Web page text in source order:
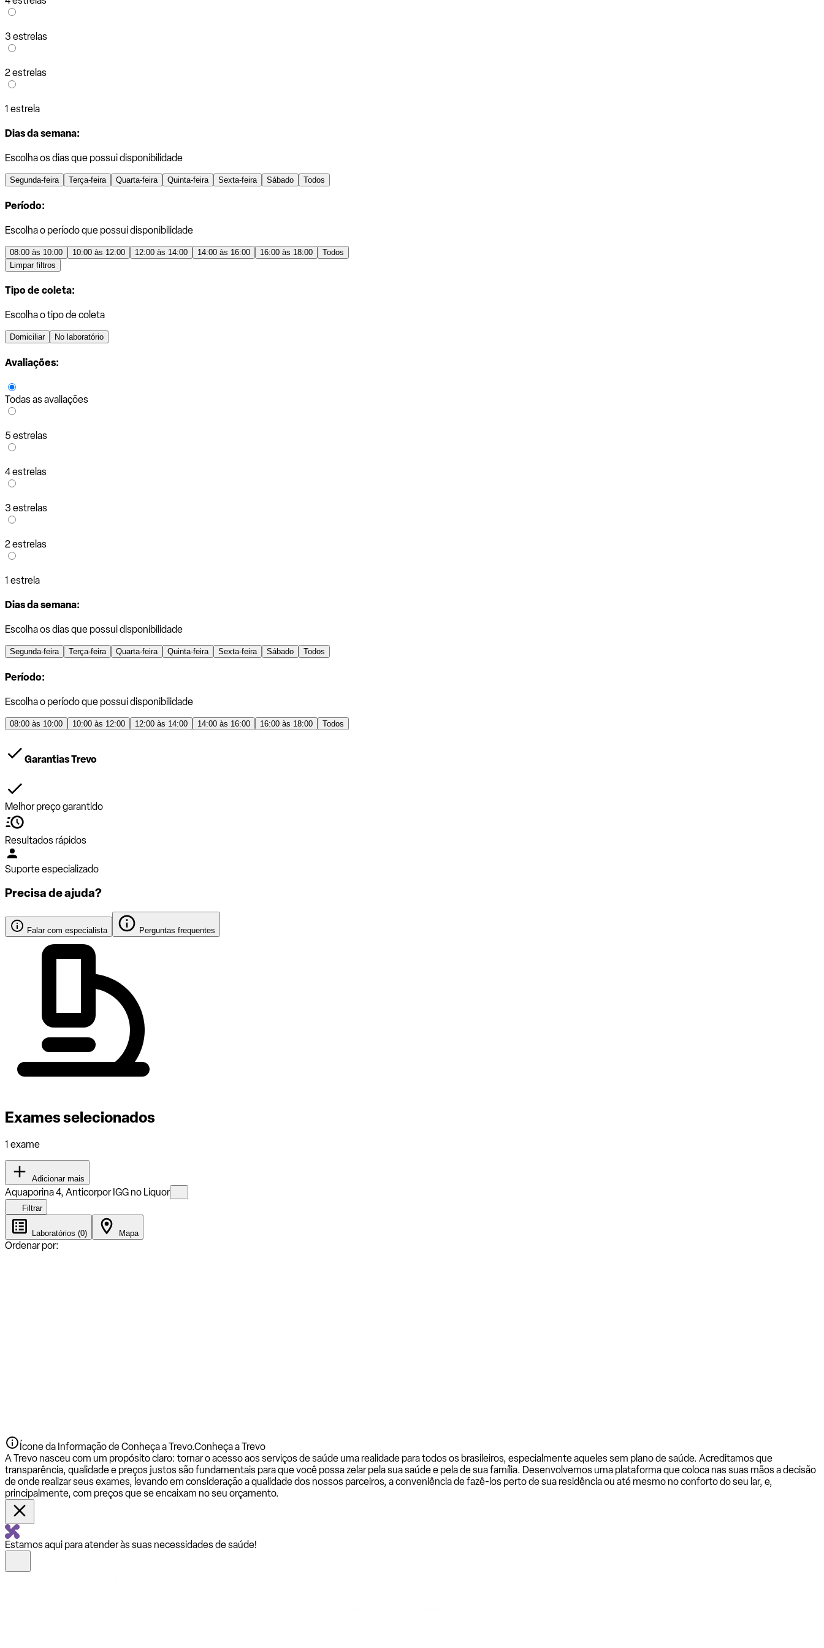
3 estrelas
2 estrelas
1 estrela
Dias da semana:
Escolha os dias que possui disponibilidade
Segunda-feira Terça-feira Quarta-feira Quinta-feira Sexta-feira Sábado Todos
Período:
Escolha o período que possui disponibilidade
08:00 às 10:00 10:00 às 12:00 12:00 às 14:00 14:00 às 16:00 16:00 às 18:00
Todos
Limpar filtros
Tipo de coleta:
Escolha o tipo de coleta
Domiciliar No laboratório
Avaliações:
Todas as avaliações
5 estrelas
4 estrelas
3 estrelas
2 estrelas
1 estrela
Dias da semana:
Escolha os dias que possui disponibilidade
Segunda-feira Terça-feira Quarta-feira Quinta-feira Sexta-feira Sábado Todos
Período:
Escolha o período que possui disponibilidade
08:00 às 10:00 10:00 às 12:00 12:00 às 14:00 14:00 às 16:00 16:00 às 18:00 Todos
Garantias Trevo
Melhor preço garantido
Resultados rápidos
Suporte especializado
Precisa de ajuda?
Falar com especialista Perguntas frequentes
Exames selecionados
1 exame
Adicionar mais
Aquaporina 4, Anticorpor IGG no Liquor
Filtrar
Laboratórios (0) Mapa
Ordenar por:
Ícone da Informação de Conheça a Trevo.Conheça a Trevo
A Trevo nasceu com um propósito claro: tornar o acesso aos serviços de saúde uma realidade para todos os brasileiros, especialmente aqueles sem plano de saúde. Acreditamos que
transparência, qualidade e preços justos são fundamentais para que você possa zelar pela sua saúde e pela de sua família. Desenvolvemos uma plataforma que coloca nas suas mãos a decisão
de onde realizar seus exames, levando em consideração a qualidade dos nossos parceiros, a conveniência de fazê-los perto de sua residência ou até mesmo no conforto do seu lar, e,
principalmente, com preços que se encaixam no seu orçamento.
Estamos aqui para atender às suas necessidades de saúde!